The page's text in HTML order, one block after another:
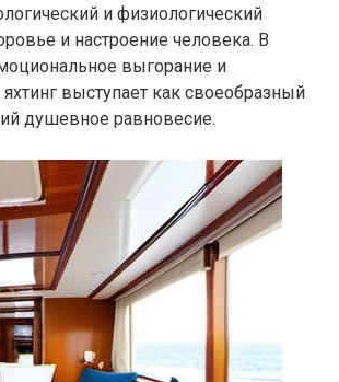
и физиологический
и настроение человека. В
выгорание и
выступает как своеобразный
душевное равновесие.